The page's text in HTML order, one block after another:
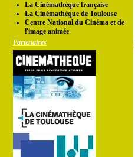
La Cinémathèque française
La Cinémathèque de Toulouse
Centre National du Cinéma et de
l'image animée
Partenaires